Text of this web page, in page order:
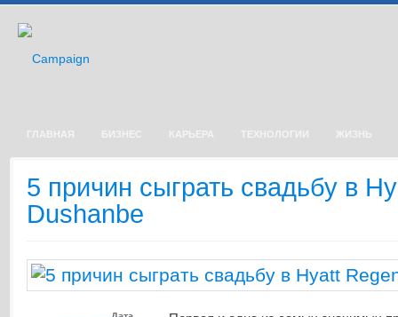
ГЛАВНАЯ БИЗНЕС КАРЬЕРА ТЕХНОЛОГИИ ЖИЗНЬ
5 причин сыграть свадьбу в
Dushanbe